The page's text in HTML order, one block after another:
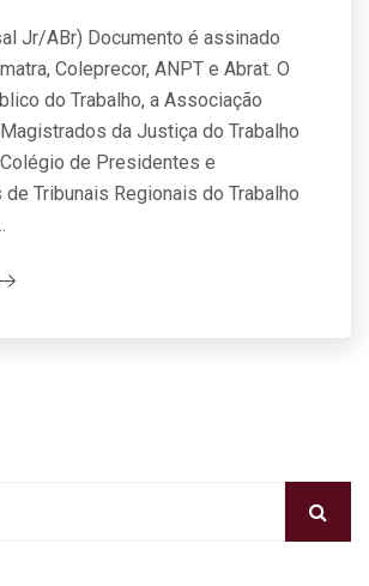
Jr/ABr) Documento é assinado
Coleprecor, ANPT e Abrat. O
do Trabalho, a Associação
da Justiça do Trabalho
de Presidentes e
Tribunais Regionais do Trabalho